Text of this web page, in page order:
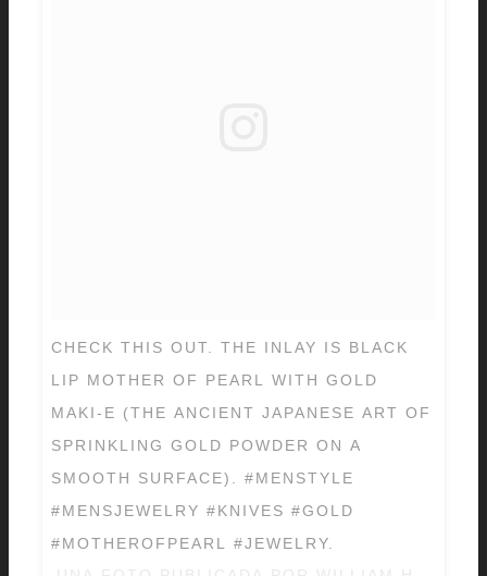
CHECK THIS OUT. THE INLAY IS BLACK
LIP MOTHER OF PEARL WITH GOLD
MAKI-E (THE ANCIENT JAPANESE ART OF
SPRINKLING GOLD POWDER ON A
SMOOTH SURFACE). #MENSTYLE
#MENSJEWELRY #KNIVES #GOLD
#MOTHEROFPEARL #JEWELRY.